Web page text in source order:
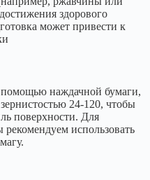
здорового
может привести к
наждачной бумаги,
24-120, чтобы
поверхности. Для
использовать